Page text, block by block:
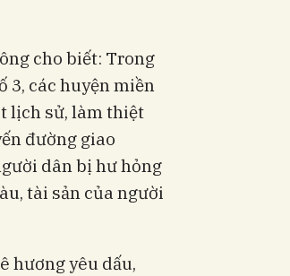
cho biết: Trong
3, các huyện miền
lịch sử, làm thiệt
đường giao
dân bị hư hỏng
tài sản của người
hương yêu dấu,